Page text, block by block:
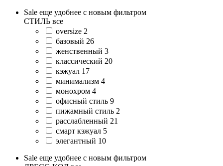
Sale еще удобнее с новым фильтром
СТИЛЬ все
oversize 2
базовый 26
женственный 3
классический 20
кэжуал 17
минимализм 4
монохром 4
офисный стиль 9
пижамный стиль 2
расслабленный 21
смарт кэжуал 5
элегантный 10
Sale еще удобнее с новым фильтром